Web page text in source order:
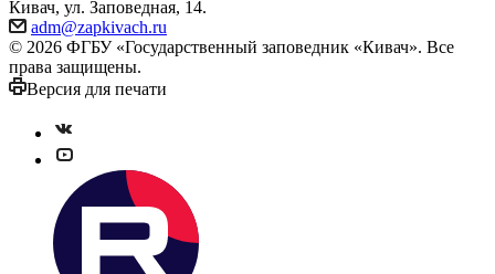
Кивач, ул. Заповедная, 14.
adm@zapkivach.ru
© 2026 ФГБУ «Государственный заповедник «Кивач». Все
права защищены.
Версия для печати